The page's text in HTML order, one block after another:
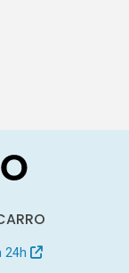
24h